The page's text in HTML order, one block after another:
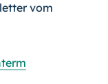
vom